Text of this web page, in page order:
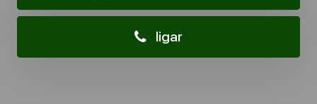
ligar